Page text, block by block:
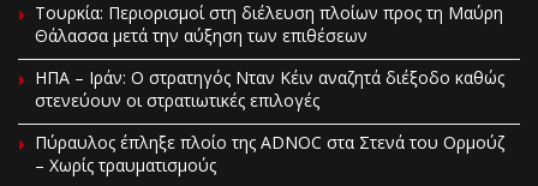
Τουρκία: Περιορισμοί στη διέλευση πλοίων προς τη Μαύρη
Θάλασσα μετά την αύξηση των επιθέσεων
ΗΠΑ – Ιράν: Ο στρατηγός Νταν Κέιν αναζητά διέξοδο καθώς
στενεύουν οι στρατιωτικές επιλογές
Πύραυλος έπληξε πλοίο της ADNOC στα Στενά του Ορμούζ
– Χωρίς τραυματισμούς